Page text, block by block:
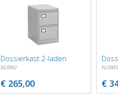
Dossierkast 2-laden
NLRM2
€ 265,00
NLRM3
€